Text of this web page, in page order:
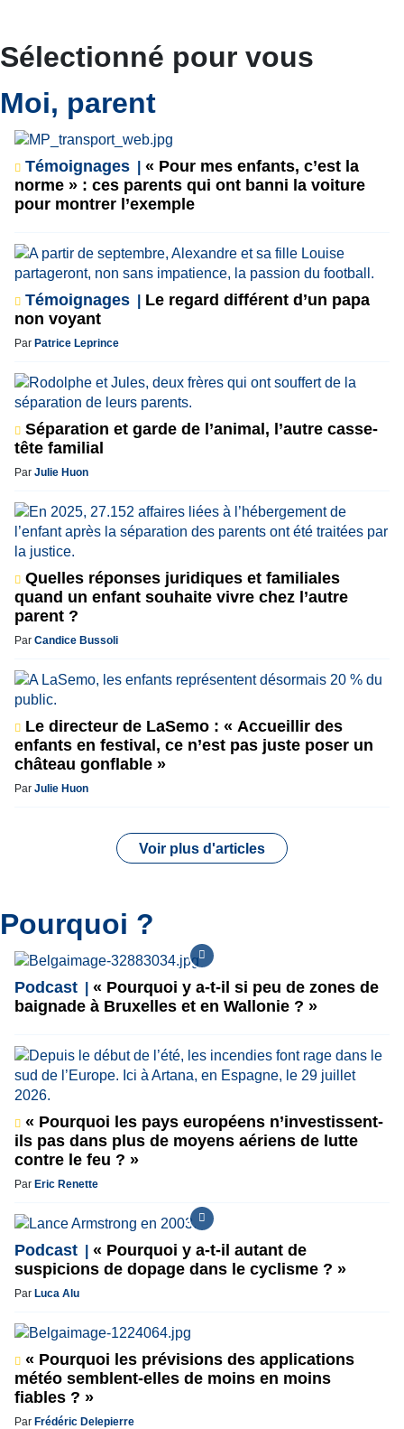
Sélectionné pour vous
Moi, parent
Témoignages
« Pour mes enfants, c’est la
norme » : ces parents qui ont banni la voiture
pour montrer l’exemple
Témoignages
Le regard différent d’un papa
non voyant
Par Patrice Leprince
Séparation et garde de l’animal, l’autre casse-
tête familial
Par Julie Huon
Quelles réponses juridiques et familiales
quand un enfant souhaite vivre chez l’autre
parent ?
Par Candice Bussoli
Le directeur de LaSemo : « Accueillir des
enfants en festival, ce n’est pas juste poser un
château gonflable »
Par Julie Huon
Voir plus d'articles
Pourquoi ?
Podcast
« Pourquoi y a-t-il si peu de zones de
baignade à Bruxelles et en Wallonie ? »
« Pourquoi les pays européens n’investissent-
ils pas dans plus de moyens aériens de lutte
contre le feu ? »
Par Eric Renette
Podcast
« Pourquoi y a-t-il autant de
suspicions de dopage dans le cyclisme ? »
Par Luca Alu
« Pourquoi les prévisions des applications
météo semblent-elles de moins en moins
fiables ? »
Par Frédéric Delepierre